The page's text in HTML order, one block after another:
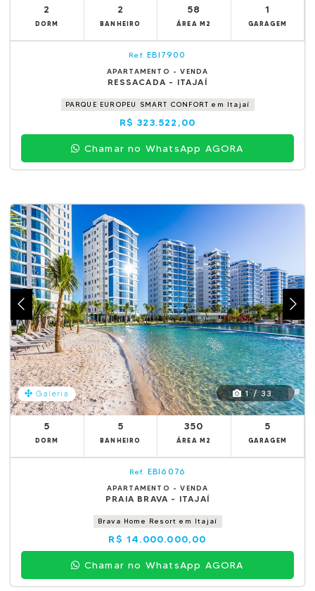
2
DORM
2
BANHEIRO
58
ÁREA M2
1
GARAGEM
Ref. EBI7900
APARTAMENTO - VENDA
RESSACADA - ITAJAÍ
PARQUE EUROPEU SMART CONFORT em Itajaí
R$ 323.522,00
Chamar no WhatsApp AGORA
Galeria 1 / 33
5
DORM
5
BANHEIRO
350
ÁREA M2
5
GARAGEM
Ref. EBI6076
APARTAMENTO - VENDA
PRAIA BRAVA - ITAJAÍ
Brava Home Resort em Itajaí
R$ 14.000.000,00
Chamar no WhatsApp AGORA